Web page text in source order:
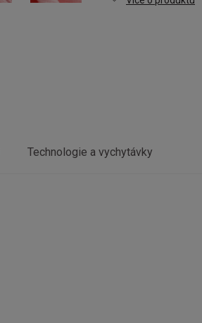
Technologie a vychytávky